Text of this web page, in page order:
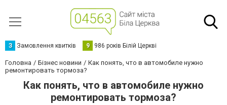
З Замовлення квитків 9 986 років Білій Церкві
Головна Бізнес новини
Как понять, что в автомобиле нужно
ремонтировать тормоза?
Как понять, что в автомобиле нужно
ремонтировать тормоза?